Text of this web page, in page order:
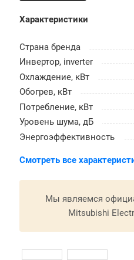
Характеристики
Страна бренда
Инвертор, inverter
Охлаждение, кВт
Обогрев, кВт
Потребление, кВт
Уровень шума, дБ
Энергоэффективность
Смотреть все
Мы являемся
Mitsubishi